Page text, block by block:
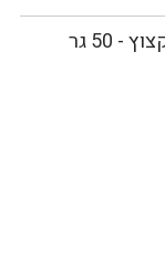
50 גר